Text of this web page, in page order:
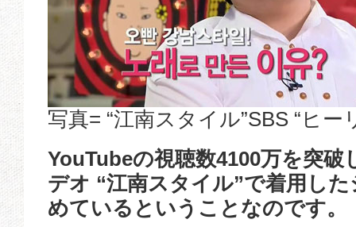
写真= “江南スタイル”SBS “ヒー
YouTubeの視聴数4100万を突
デオ “江南スタイル”で着用し
めているということなのです。